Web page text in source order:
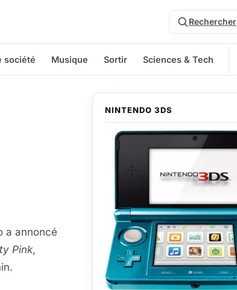
Rechercher
société Musique Sortir Sciences & Tech
a annoncé
Pink,
NINTENDO 3DS